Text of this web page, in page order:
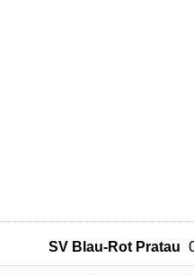
SV Blau-Rot Pratau